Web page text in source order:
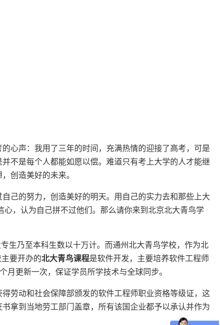
心声：我用了三年的时间，充满热情的迎接了高考，可是
不是每个人都能如愿以偿。难道只有考上大学的人才能继
创造美好的未来。
己的努力，创造美好的明天。用自己的实力去和那些上大
，认为自己拼不过他们。那么请你来到北京北大青鸟学
生乃至本科生数以十万计。而通州北大青鸟学校，作为北
要开办的北大青鸟课程是软件开发，主要培养软件工程师
月更新一次，保证学员所学技术与全球同步。
劳动和社会保障部颁发的软件工程师职业资格等级证，这
拿到当地劳工部门盖章，所有该国企业都予以承认并作为